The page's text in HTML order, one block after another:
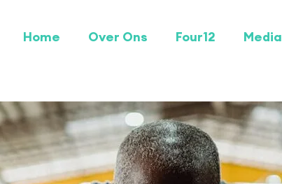
Home Over Ons Four12 Media